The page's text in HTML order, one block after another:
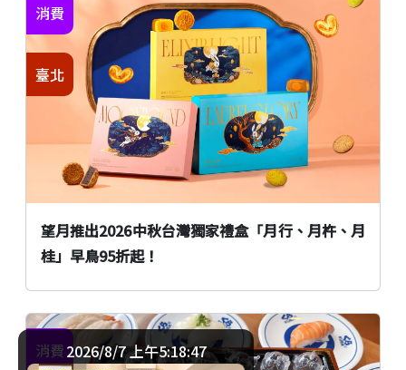
望月推出2026中秋台灣獨家禮盒「月行、月杵、月
桂」早鳥95折起！
消費
臺北
消費2026/8/7 上午5:18:48